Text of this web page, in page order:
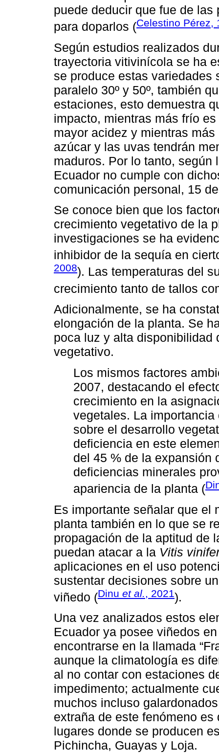
puede deducir que fue de
para doparlos (Celestino Pérez,
Según estudios realizados
trayectoria vitivinícola se ha
se produce estas variedades
paralelo 30º y 50º, también
estaciones, esto demuestra
impacto, mientras más frío
mayor acidez y mientras
azúcar y las uvas tendrán
maduros. Por lo tanto, según
Ecuador no cumple con
comunicación personal, 15
Se conoce bien que los
crecimiento vegetativo de la
investigaciones se ha
inhibidor de la sequía en
2008). Las temperaturas del
crecimiento tanto de tallos
Adicionalmente, se ha
elongación de la planta. Se
poca luz y alta disponibilidad
vegetativo.
Los mismos factores
2007, destacando el
crecimiento en la
vegetales. La
sobre el desarrollo
deficiencia en este
del 45 % de la expansión
deficiencias minerales
apariencia de la planta (
Es importante señalar que el
planta también en lo que se
propagación de la aptitud de
puedan atacar a la Vitis
aplicaciones en el uso
sustentar decisiones sobre
viñedo (Dinu et al., 2021).
Una vez analizados estos
Ecuador ya posee viñedos
encontrarse en la llamada
aunque la climatología es
al no contar con estaciones
impedimento; actualmente
muchos incluso
extraña de este fenómeno
lugares donde se producen
Pichincha, Guayas y Loja.